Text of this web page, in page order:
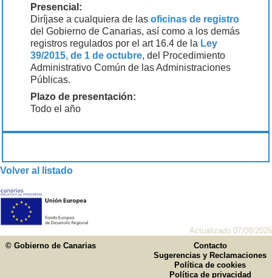
Presencial:
Diríjase a cualquiera de lasoficinas de registro
del Gobierno de Canarias, así como a los demás
registros regulados por el art 16.4 de la Ley
39/2015, de 1 de octubre, del Procedimiento
Administrativo Común de las Administraciones
Públicas.
Plazo de presentación:
Todo el año
Volver al listado
Actualizado 07/08/2026
© Gobierno de Canarias
Contacto
Sugerencias y Reclamaciones
Política de cookies
Política de privacidad